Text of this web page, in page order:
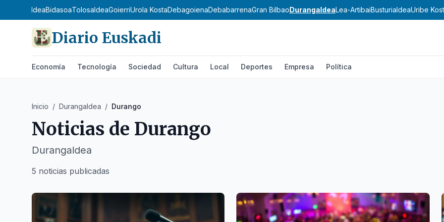
DonostialdeaBidasoaTolosaldeaGoierriUrola KostaDebagoienaDebabarrenaGran BilbaoDurangaldeaLea-ArtibaiBusturialdeaUribe
Diario Euskadi
Economía Tecnología Sociedad Cultura Local Deportes Empresa Política
Inicio / Durangaldea / Durango
Noticias de Durango
Durangaldea
5 noticias publicadas